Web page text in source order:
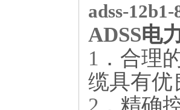
adss-
ADSS电
1 ．合理
缆具有优
2 ．精确